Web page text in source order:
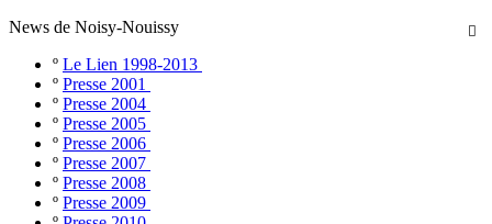

News de Noisy-Nouissy
º Le Lien 1998-2013
º Presse 2001
º Presse 2004
º Presse 2005
º Presse 2006
º Presse 2007
º Presse 2008
º Presse 2009